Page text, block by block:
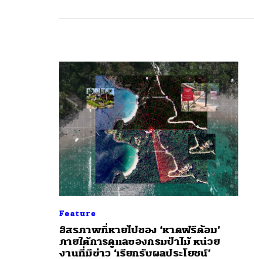
Feature
อิสรภาพที่หายไปของ ‘หาดฟรีด้อม’
ภายใต้การดูแลของกรมป่าไม้ หน่วย
งานที่มีข่าว ‘เรียกรับผลประโยชน์’